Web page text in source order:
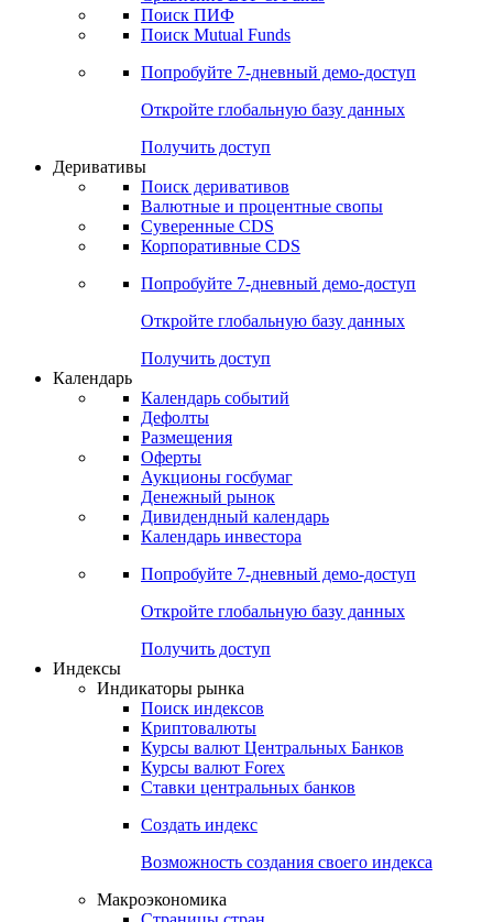
Получить доступ
ETF & Funds
Сравнение ETF & Funds
Поиск Mutual Funds
Попробуйте7-дневный
Откройте глобальную базу данных
Получить доступ
Деривативы
Валютные и процентные свопы
Корпоративные CDS
Попробуйте7-дневный
Откройте глобальную базу данных
Получить доступ
Календарь
Календарь событий
Дефолты
Размещения
Оферты
Денежный рынок
Календарь инвестора
Попробуйте7-дневный
Откройте глобальную базу данных
Получить доступ
Индикаторы рынка
Поиск индексов
Курсы валют Центральных Банков
Ставки центральных банков
Создать индекс